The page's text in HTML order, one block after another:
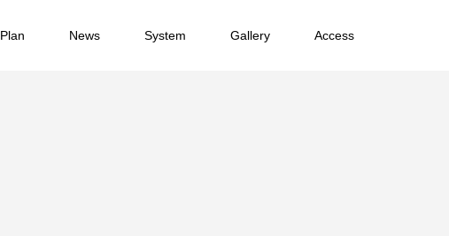
Plan News System Gallery Access